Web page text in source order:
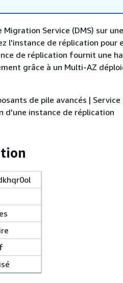
Service (DMS) sur une
l'instance de réplication pour
de réplication fournit une
grâce à un Multi-AZ
de pile avancés | Service
d'une instance de réplication